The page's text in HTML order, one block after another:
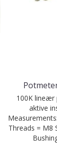
100K lineær
aktive
Threads = M8